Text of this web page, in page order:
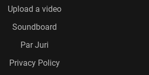
Upload a video
Soundboard
Par Juri
Privacy Policy